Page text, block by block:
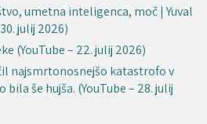
umetna inteligenca, moč | Yuval
julij 2026)
(YouTube – 22. julij 2026)
najsmrtonosnejšo katastrofo v
še hujša. (YouTube – 28. julij